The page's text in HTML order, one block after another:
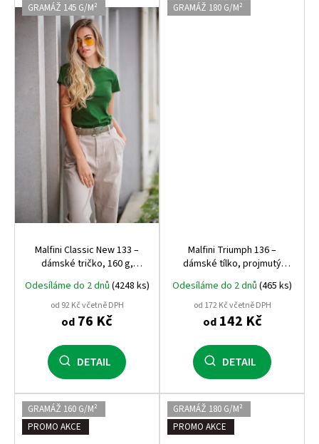
GRAMÁŽ 145 G/M²
Malfini Classic New 133 –
dámské tričko, 160 g,
Odesíláme do 2 dnů (4248 ks)
od 92 Kč včetně DPH
od 76 Kč
DETAIL
GRAMÁŽ 180 G/M²
Malfini Triumph 136 –
dámské tílko, projmutý
Odesíláme do 2 dnů (465 ks)
od 172 Kč včetně DPH
od142 Kč
DETAIL
GRAMÁŽ 160 G/M²
PROMO AKCE
GRAMÁŽ 180 G/M²
PROMO AKCE